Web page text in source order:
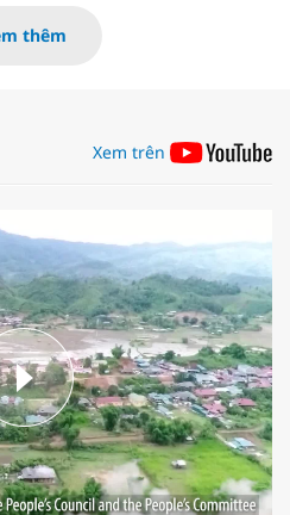
thêm
Xem trên